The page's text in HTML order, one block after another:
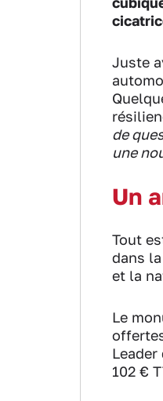
Juste
de
une
Un
Tout
dans
et la
Le
102 €